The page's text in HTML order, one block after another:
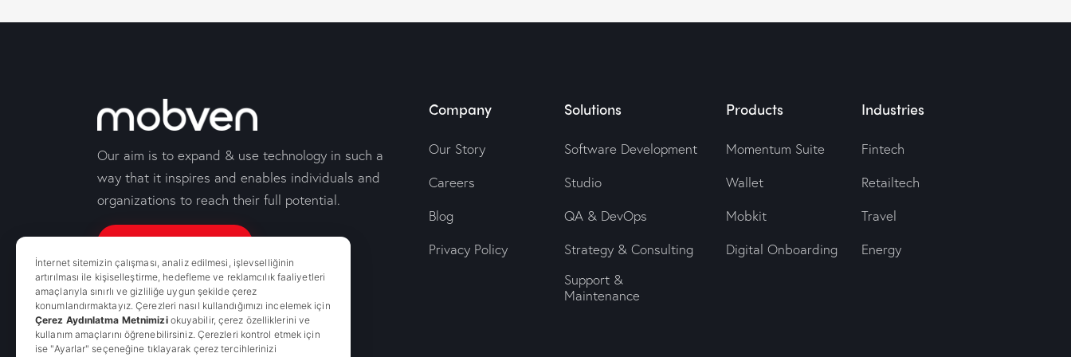
Our aim is to expand & use technology in such a
way that it inspires and enables individuals and
organizations to reach their full potential.
Company
Our Story
Careers
Blog
Privacy Policy
Solutions
Software Development
Studio
QA & DevOps
Strategy & Consulting
Support &
Maintenance
Products
Momentum Suite
Wallet
Mobkit
Digital Onboarding
Industries
Fintech
Retailtech
Travel
Energy
İnternet sitemizin çalışması, analiz edilmesi, işlevselliğinin
artırılması ile kişiselleştirme, hedefleme ve reklamcılık faaliyetleri
amaçlarıyla sınırlı ve gizliliğe uygun şekilde çerez
konumlandırmaktayız. Çerezleri nasıl kullandığımızı incelemek için
Çerez Aydınlatma Metnimiziokuyabilir, çerez özelliklerini ve
kullanım amaçlarını öğrenebilirsiniz. Çerezleri kontrol etmek için
ise "Ayarlar" seçeneğine tıklayarak çerez tercihlerinizi